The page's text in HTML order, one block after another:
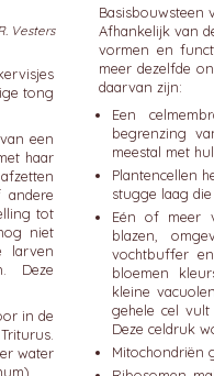
Vesters
tong
een
haar
tot
niet
larven
Deze
in de
water
Basisbouwsteen
Afhankelijk van
vormen en
meer dezelfde
daarvan zijn:
Een
begrenzing
meestal met
Plantencellen
stugge laag
Eén of meer
blazen,
vochtbuffer
bloemen
kleine
gehele cel
Deze celdruk
Mitochondriën